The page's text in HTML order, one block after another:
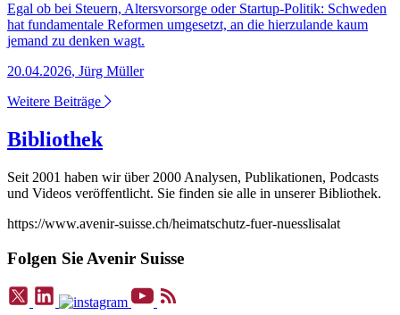
Egal ob bei Steuern, Altersvorsorge oder Startup-Politik: Schweden
hat fundamentale Reformen umgesetzt, an die hierzulande kaum
jemand zu denken wagt.
20.04.2026, Jürg Müller
Weitere Beiträge
Bibliothek
Seit 2001 haben wir über 2000 Analysen, Publikationen, Podcasts
und Videos veröffentlicht. Sie finden sie alle in unserer Bibliothek.
https://www.avenir-suisse.ch/heimatschutz-fuer-nuesslisalat
Folgen Sie Avenir Suisse